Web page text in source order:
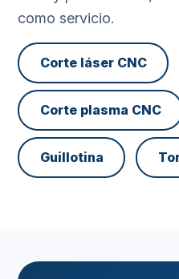
como servicio.
Corte láser CNC
Corte plasma CNC
Guillotina